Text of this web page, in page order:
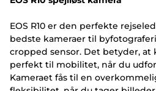
EOS R10 er den perfekte
bedste kameraer til
cropped sensor. Det betyder, at
perfekt til mobilitet, når du
Kameraet fås til en